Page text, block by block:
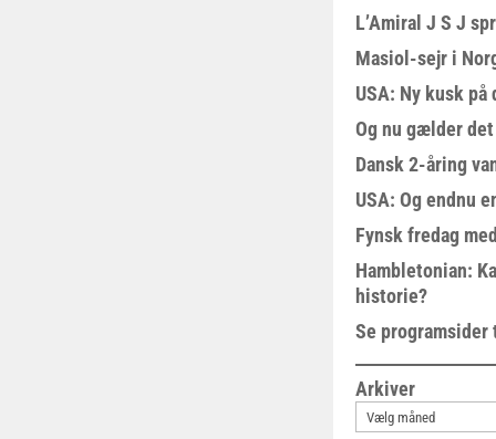
L’Amiral J S J
Masiol-sejr i
USA: Ny kusk på
Og nu gælder
Dansk 2-åring
USA: Og endnu
Fynsk fredag
Hambletonian:
historie?
Se
Arkiver